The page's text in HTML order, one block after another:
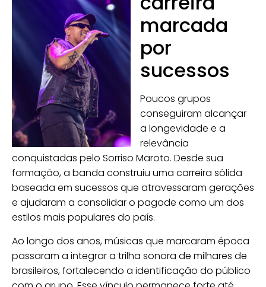
marcada
por
sucessos
Poucos grupos
conseguiram alcançar
a longevidade e a
relevância
conquistadas pelo Sorriso Maroto. Desde sua
formação, a banda construiu uma carreira sólida
baseada em sucessos que atravessaram gerações
e ajudaram a consolidar o pagode como um dos
estilos mais populares do país.
Ao longo dos anos, músicas que marcaram época
passaram a integrar a trilha sonora de milhares de
brasileiros, fortalecendo a identificação do público